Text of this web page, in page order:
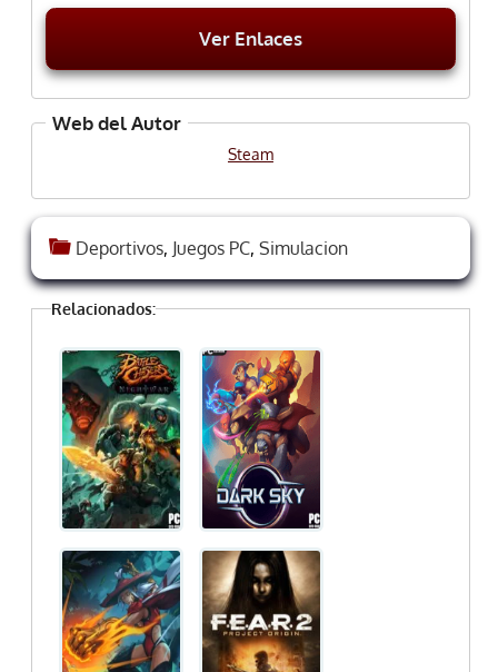
Ver Enlaces
Web del Autor
Steam
Deportivos, Juegos PC, Simulacion
Relacionados: